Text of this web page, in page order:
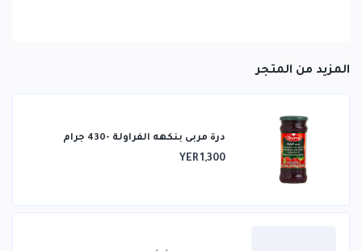
المزيد من المتجر
درة مربى بنكهه الفراولة -430 جرام
YER 1,300